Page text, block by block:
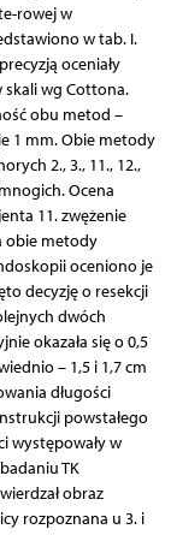
rowej w
w tab. I.
oceniały
skali wg Cottona.
obu metod –
1 mm. Obie metody
2., 3., 11., 12.,
Ocena
11. zwężenie
obie metody
oceniono je
decyzję o resekcji
dwóch
okazała się o 0,5
– 1,5 i 1,7 cm
długości
powstałego
występowały w
TK
obraz
rozpoznana u 3. i